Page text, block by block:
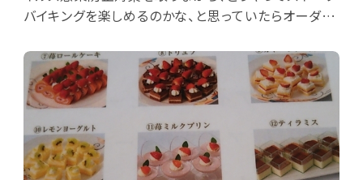
バイキングを楽しめるのかな、と思っていたらオーダー